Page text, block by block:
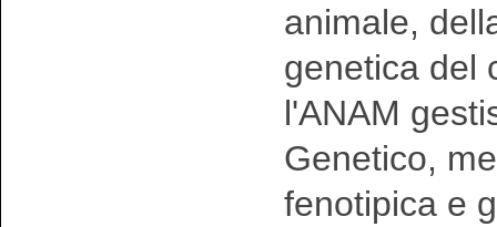
animale,
genetica del
l'ANAM
Genetico,
fenotipica e